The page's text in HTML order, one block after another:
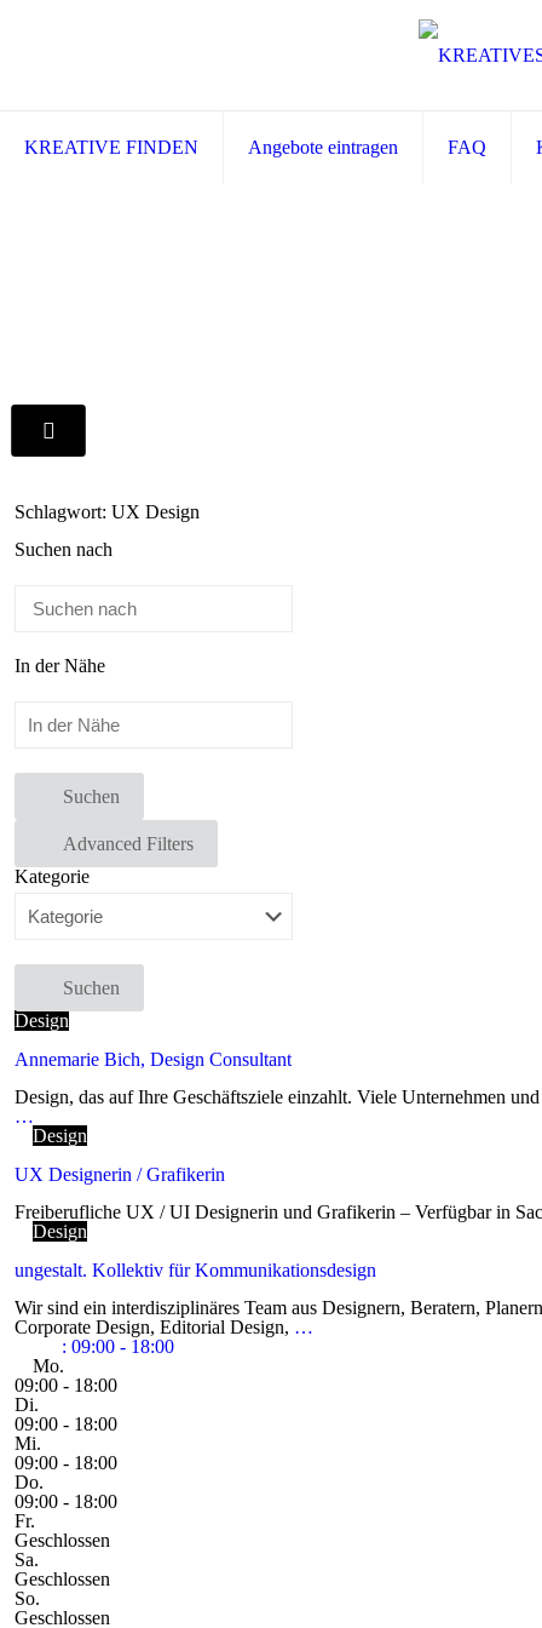
KREATIVE FINDEN Angebote eintragen FAQ
Schlagwort: UX Design
Suchen nach
In der Nähe
Suchen
Advanced Filters
Kategorie
Suchen
Design
Annemarie Bich, Design Consultant
Design, das auf Ihre Geschäftsziele einzahlt. Viele Unternehmen
…
Design
UX Designerin / Grafikerin
Freiberufliche UX / UI Designerin und Grafikerin – Verfügbar in
Design
ungestalt. Kollektiv für Kommunikationsdesign
Wir sind ein interdisziplinäres Team aus Designern, Beratern,
Corporate Design, Editorial Design, …
: 09:00 - 18:00
Mo.
09:00 - 18:00
Di.
09:00 - 18:00
Mi.
09:00 - 18:00
Do.
09:00 - 18:00
Fr.
Geschlossen
Sa.
Geschlossen
So.
Geschlossen